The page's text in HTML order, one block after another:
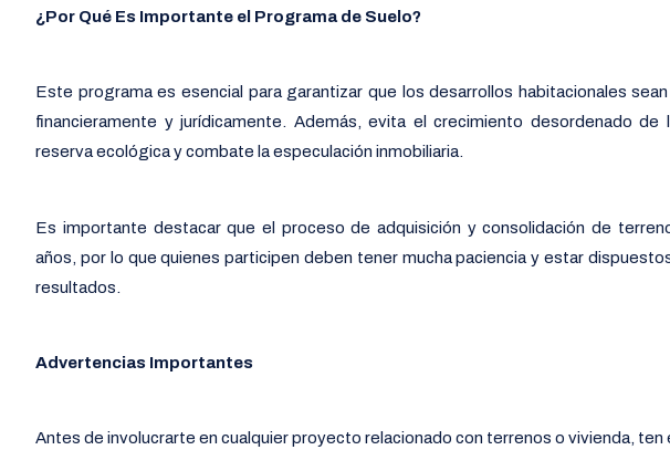
¿Por Qué Es Importante el Programa de Suelo?
Este programa es esencial para garantizar que los desarrollos habitacionales
financieramente y jurídicamente. Además, evita el crecimiento desordenado de
reserva ecológica y combate la especulación inmobiliaria.
Es importante destacar que el proceso de adquisición y consolidación de
años, por lo que quienes participen deben tener mucha paciencia y estar
resultados.
Advertencias Importantes
Antes de involucrarte en cualquier proyecto relacionado con terrenos o vivienda, ten